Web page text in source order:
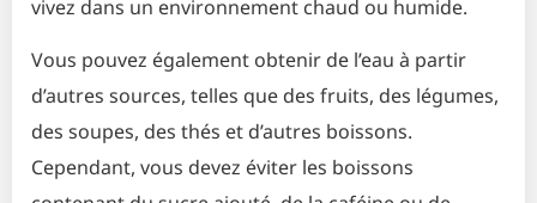
vivez dans un environnement chaud ou humide.
Vous pouvez également obtenir de l’eau à partir
d’autres sources, telles que des fruits, des légumes,
des soupes, des thés et d’autres boissons.
Cependant, vous devez éviter les boissons